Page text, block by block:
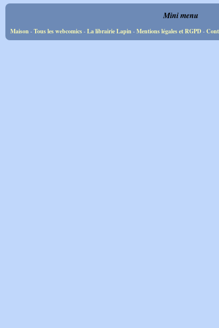
Mini menu
Maison-Tous les webcomics-La librairie Lapin-Mentions légales et RGPD-